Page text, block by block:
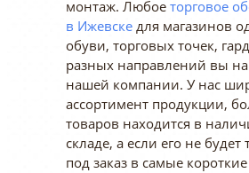
монтаж. Любое торговое
в Ижевске для магазинов
обуви, торговых точек,
разных направлений вы
нашей компании. У нас
ассортимент продукции,
товаров находится в
складе, а если его не будет
под заказ в самые